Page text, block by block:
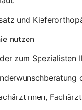
und
nutzen
zum Spezialisten